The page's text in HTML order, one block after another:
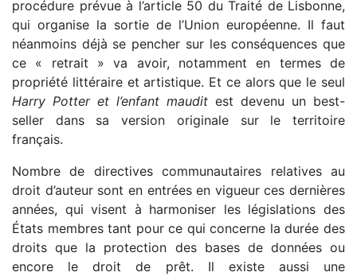
procédure prévue à l’article 50 du Traité de Lisbonne,
qui organise la sortie de l’Union européenne. Il faut
néanmoins déjà se pencher sur les conséquences que
ce « retrait » va avoir, notamment en termes de
propriété littéraire et artistique. Et ce alors que le seul
Harry Potter et l’enfant maudit est devenu un best-
seller dans sa version originale sur le territoire
français.
Nombre de directives communautaires relatives au
droit d’auteur sont en entrées en vigueur ces dernières
années, qui visent à harmoniser les législations des
États membres tant pour ce qui concerne la durée des
droits que la protection des bases de données ou
encore le droit de prêt. Il existe aussi une